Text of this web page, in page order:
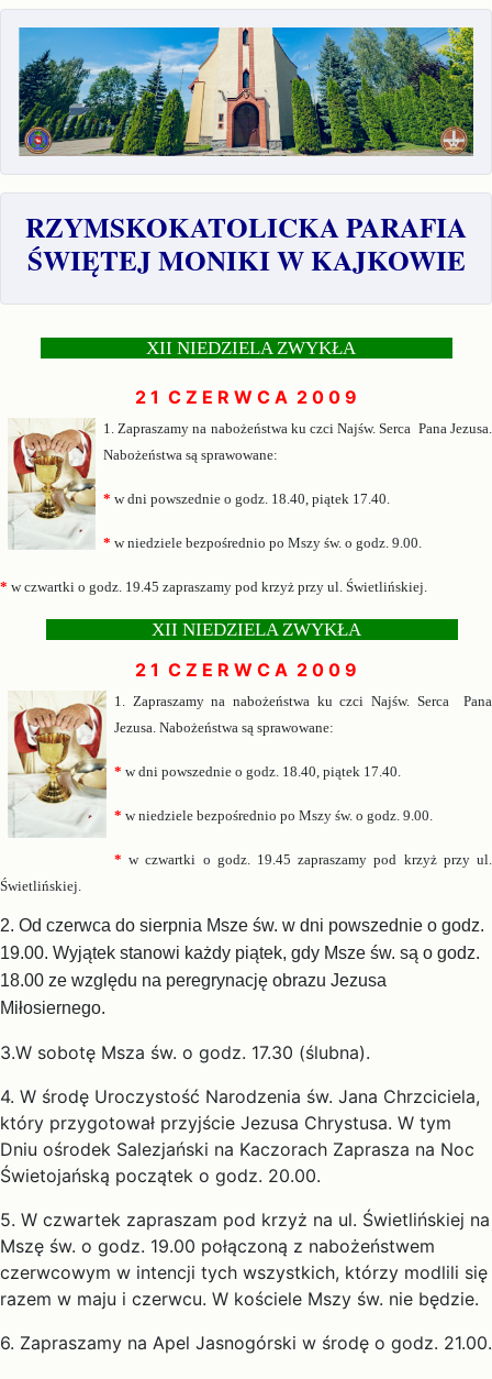
RZYMSKOKATOLICKA PARAFIA
ŚWIĘTEJ MONIKI W KAJKOWIE
XII NIEDZIELA ZWYKŁA
2 1 C Z E R W C A 2 0 0 9
1. Zapraszamy na nabożeństwa ku czci Najśw. Serca Pana Jezusa.
Nabożeństwa są sprawowane:
* w dni powszednie o godz. 18.40, piątek 17.40.
* w niedziele bezpośrednio po Mszy św. o godz. 9.00.
* w czwartki o godz. 19.45 zapraszamy pod krzyż przy ul. Świetlińskiej.
XII NIEDZIELA ZWYKŁA
2 1 C Z E R W C A 2 0 0 9
1. Zapraszamy na nabożeństwa ku czci Najśw. Serca Pana
Jezusa. Nabożeństwa są sprawowane:
* w dni powszednie o godz. 18.40, piątek 17.40.
* w niedziele bezpośrednio po Mszy św. o godz. 9.00.
*w czwartki o godz. 19.45 zapraszamy pod krzyż przy ul.
Świetlińskiej.
2. Od czerwca do sierpnia Msze św. w dni powszednie o godz.
19.00. Wyjątek stanowi każdy piątek, gdy Msze św. są o godz.
18.00 ze względu na peregrynację obrazu Jezusa
Miłosiernego.
3.W sobotę Msza św. o godz. 17.30 (ślubna).
4. W środę Uroczystość Narodzenia św. Jana Chrzciciela,
który przygotował przyjście Jezusa Chrystusa. W tym
Dniu ośrodek Salezjański na Kaczorach Zaprasza na Noc
Świetojańską początek o godz. 20.00.
5. W czwartek zapraszam pod krzyż na ul. Świetlińskiej na
Mszę św. o godz. 19.00 połączoną z nabożeństwem
czerwcowym w intencji tych wszystkich, którzy modlili się
razem w maju i czerwcu. W kościele Mszy św. nie będzie.
6. Zapraszamy na Apel Jasnogórski w środę o godz. 21.00.